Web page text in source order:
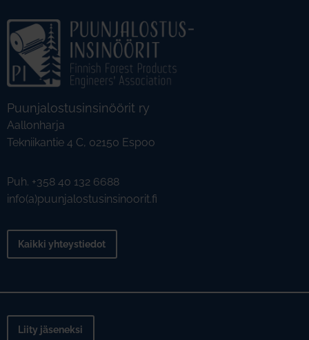
Puunjalostusinsinöörit ry
Aallonharja
Tekniikantie 4 C, 02150 Espoo
Puh. +358 40 132 6688
info(a)puunjalostusinsinoorit.fi
Kaikki yhteystiedot
Liity jäseneksi